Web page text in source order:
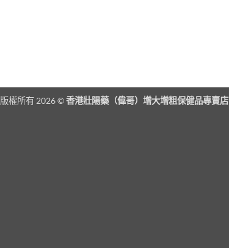
版權所有 2026 ©香港壯陽藥（偉哥）增大增粗保健品專賣店